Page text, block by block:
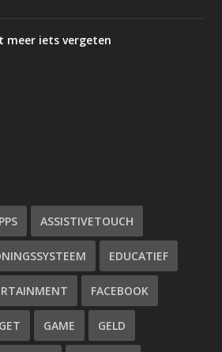
meer iets vergeten
ASSISTIVETOUCH
EDUCATIEF
FACEBOOK
GAME GELD